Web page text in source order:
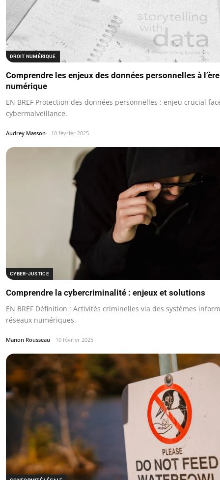
DROIT NUMÉRIQUE
Comprendre les enjeux des données personnelles à
numérique
EN BREF Protection des données personnelles : enjeu crucial
cybermalveillance.
Audrey Masson 10 février 2025
CYBER-JUSTICE
Comprendre la cybercriminalité : enjeux et solutions
EN BREF Définition : Activités criminelles via des systèmes
réseaux numériques.
Manon Rousseau 10 février 2025